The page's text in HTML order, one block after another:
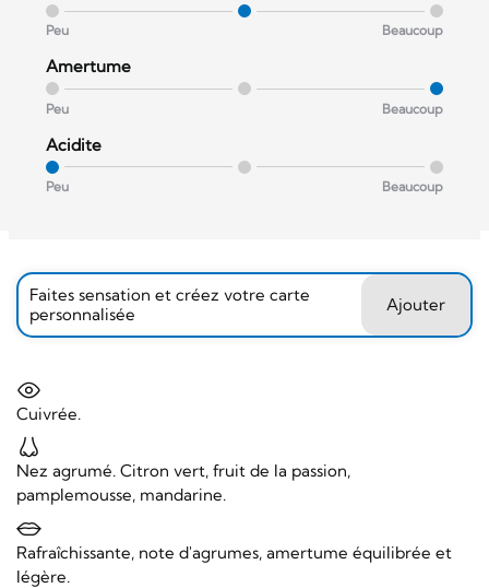
Peu Beaucoup
Amertume
Peu Beaucoup
Acidite
Peu Beaucoup
Faites sensation et créez votre carte
personnalisée
Ajouter
Cuivrée.
Nez agrumé. Citron vert, fruit de la passion,
pamplemousse, mandarine.
Rafraîchissante, note d'agrumes, amertume équilibrée et
légère.